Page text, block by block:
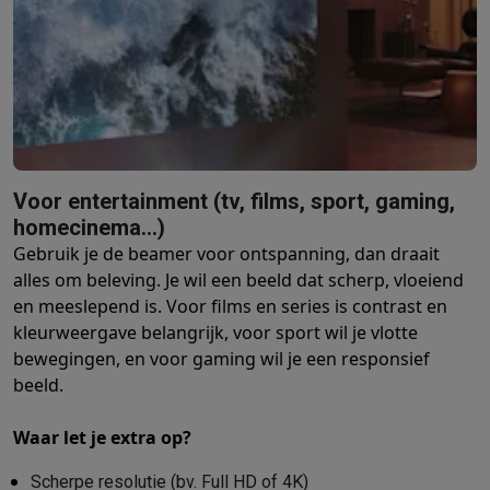
Telefonie & smartwatches
GSM's
SmartphonesApple iPhoneSamsung smartphones
Refurbished
Refurbished smartphones
GSM beschermingiPhone hoesjesSamsung hoesjes
SmartwatchesSmartwatches BandjesOpladers
GSM opladers
USB-C
GSM accessoires
AirTags & GPS trackers Draadloze oortjes
Vaste telefoonsVaste telefoons Walkie talkiesBabyfoons
Computers & tablets
ComputersLaptops Gaming laptopsApple MacBook Windows
Randapparatuur ITMuizen ToetsenbordenWebcamsPC
Tablets & e-readersTabletsApple iPadSamsung Galaxy Tab
PrintenPrintersInktpatronen & papierCricut
Netwerk & wifi
SoftwareWindows & Microsoft Office
Voor entertainment (tv, films, sport, gaming,
homecinema…)
Gebruik je de beamer voor ontspanning, dan draait
alles om beleving. Je wil een beeld dat scherp, vloeiend
en meeslepend is. Voor films en series is contrast en
kleurweergave belangrijk, voor sport wil je vlotte
bewegingen, en voor gaming wil je een responsief
beeld.
Waar let je extra op?
Scherpe resolutie (bv. Full HD of 4K)